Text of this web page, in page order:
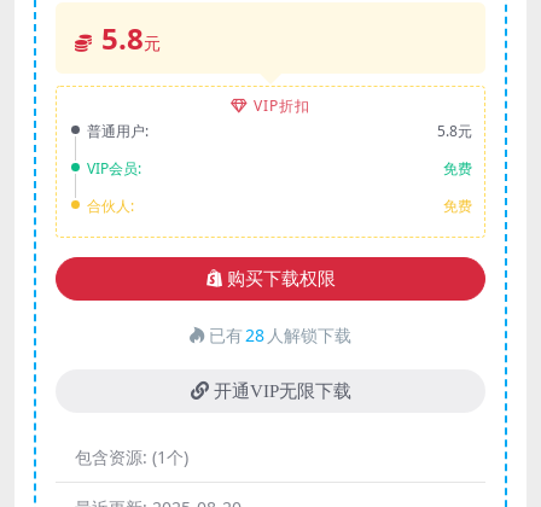
5.8元
VIP折扣
普通用户:
5.8元
VIP会员:
免费
合伙人:
免费
购买下载权限
已有28 人解锁下载
开通VIP无限下载
包含资源: (1个)